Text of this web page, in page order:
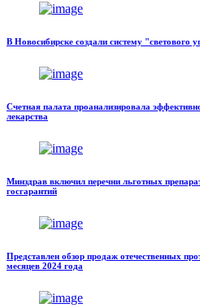
В Новосибирске создали систему "светового
Счетная палата проанализировала
лекарства
Минздрав включил перечни льготных
госгарантий
Представлен обзор продаж отечественных
месяцев 2024 года